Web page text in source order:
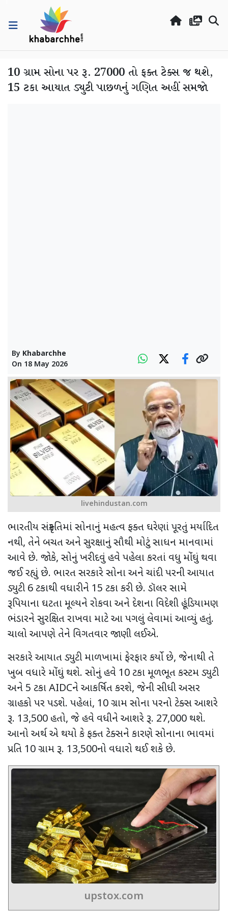
10 ગ્રામ સોના પર રૂ. 27000 તો ફક્ત ટેક્સ જ થશે,
15 ટકા આયાત ડ્યુટી પાછળનું ગણિત અહીં સમજો
By Khabarchhe
On 18 May 2026
livehindustan.com
ભારતીય સંસ્કૃતિમાં સોનાનું મહત્વ ફક્ત ઘરેણાં પૂરતું મર્યાદિત
નથી, તેને બચત અને સુરક્ષાનું સૌથી મોટું સાધન માનવામાં
આવે છે. જોકે, સોનું ખરીદવું હવે પહેલા કરતાં વધુ મોંઘું થવા
જઈ રહ્યું છે. ભારત સરકારે સોના અને ચાંદી પરની આયાત
ડ્યુટી 6 ટકાથી વધારીને 15 ટકા કરી છે. ડૉલર સામે
રૂપિયાના ઘટતા મૂલ્યને રોકવા અને દેશના વિદેશી હૂંડિયામણ
ભંડારને સુરક્ષિત રાખવા માટે આ પગલું લેવામાં આવ્યું હતું.
ચાલો આપણે તેને વિગતવાર જાણી લઈએ.
સરકારે આયાત ડ્યુટી માળખામાં ફેરફાર કર્યો છે, જેનાથી તે
ખુબ વધારે મોંઘું થશે. સોનું હવે 10 ટકા મૂળભૂત કસ્ટમ ડ્યુટી
અને 5 ટકાAIDCને આકર્ષિત કરશે, જેની સીધી અસર
ગ્રાહકો પર પડશે. પહેલાં, 10ગ્રામ સોના પરનો ટેક્સ આશરે
રૂ. 13,500 હતો, જે હવે વધીને આશરે રૂ. 27,000 થશે.
આનો અર્થ એ થયો કે ફક્ત ટેક્સને કારણે સોનાના ભાવમાં
પ્રતિ 10ગ્રામ રૂ. 13,500નો વધારો થઈ શકે છે.
upstox.com